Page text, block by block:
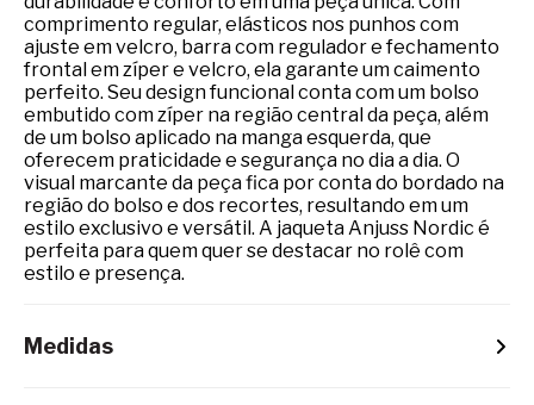
comprimento regular, elásticos nos punhos com
ajuste em velcro, barra com regulador e fechamento
frontal em zíper e velcro, ela garante um caimento
perfeito. Seu design funcional conta com um bolso
embutido com zíper na região central da peça, além
de um bolso aplicado na manga esquerda, que
oferecem praticidade e segurança no dia a dia. O
visual marcante da peça fica por conta do bordado na
região do bolso e dos recortes, resultando em um
estilo exclusivo e versátil. A jaqueta Anjuss Nordic é
perfeita para quem quer se destacar no rolê com
estilo e presença.
Medidas